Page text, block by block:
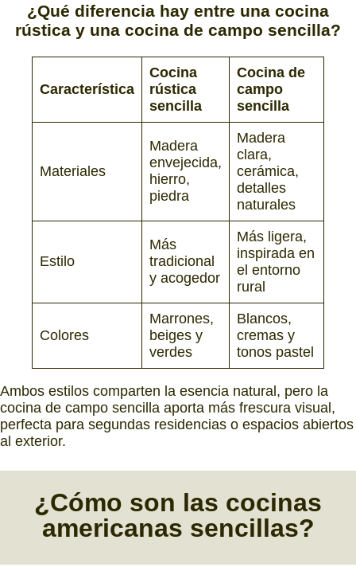
¿Qué diferencia hay entre una cocina
rústica y una cocina de campo sencilla?
Característica
Cocina
rústica
sencilla
Cocina de
campo
sencilla
Materiales
Madera
envejecida,
hierro,
piedra
Madera
clara,
cerámica,
detalles
naturales
Estilo
Más
tradicional
y acogedor
Más ligera,
inspirada en
el entorno
rural
Colores
Marrones,
beiges y
verdes
Blancos,
cremas y
tonos pastel
Ambos estilos comparten la esencia natural, pero la
cocina de campo sencilla aporta más frescura visual,
perfecta para segundas residencias o espacios abiertos
al exterior.
¿Cómo son las cocinas
americanas sencillas?